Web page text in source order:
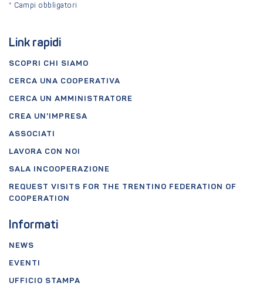
Link rapidi
SCOPRI CHI SIAMO
CERCA UNA COOPERATIVA
CERCA UN AMMINISTRATORE
CREA UN'IMPRESA
ASSOCIATI
LAVORA CON NOI
SALA INCOOPERAZIONE
REQUEST VISITS FOR THE TRENTINO FEDERATION OF
COOPERATION
Informati
NEWS
EVENTI
UFFICIO STAMPA
* Campi obbligatori